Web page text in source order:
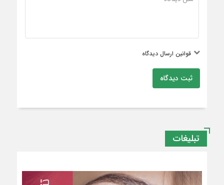
قوانین ارسال دیدگاه
ثبت دیدگاه
تبلیغات